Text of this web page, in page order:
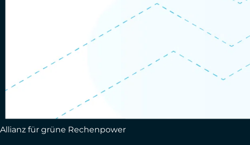
Allianz für grüne Rechenpower